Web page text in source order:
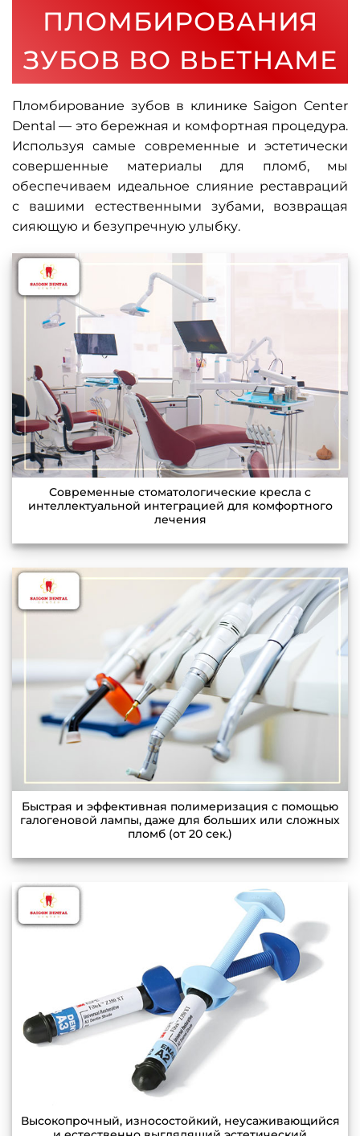
ПЛОМБИРОВАНИЯ
ЗУБОВ ВО ВЬЕТНАМЕ
Пломбирование зубов в клинике Saigon Center
Dental — это бережная и комфортная процедура.
Используя самые современные и эстетически
совершенные материалы для пломб, мы
обеспечиваем идеальное слияние реставраций
с вашими естественными зубами, возвращая
сияющую и безупречную улыбку.
Современные стоматологические кресла с
интеллектуальной интеграцией для комфортного
лечения
Быстрая и эффективная полимеризация с помощью
галогеновой лампы, даже для больших или сложных
пломб (от 20 сек.)
Высокопрочный, износостойкий, неусаживающийся